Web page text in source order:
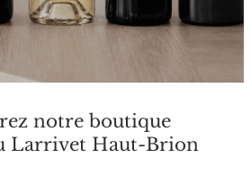
notre boutique
Larrivet Haut-Brion